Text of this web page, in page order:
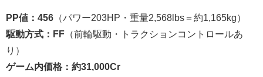
PP値：456 （パワー203HP・重量2,568lbs＝約1,165kg）
駆動方式：FF （前輪駆動・トラクションコントロールあ
り）
ゲーム内価格：約31,000Cr